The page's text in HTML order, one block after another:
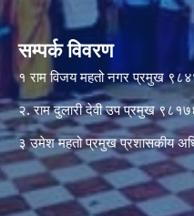
सम्पर्क विवरण
१ राम विजय महतो नगर प्रमुख
२. राम दुलारी देवी उप प्रमुख
३ उमेश महतो प्रमुख प्रशासकीय